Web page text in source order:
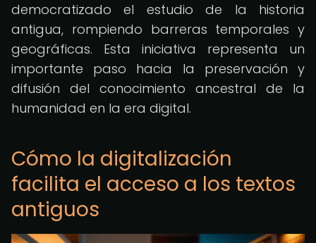
democratizado el estudio de la historia
antigua, rompiendo barreras temporales y
geográficas. Esta iniciativa representa un
importante paso hacia la preservación y
difusión del conocimiento ancestral de la
humanidad en la era digital.
Cómo la digitalización
facilita el acceso a los textos
antiguos